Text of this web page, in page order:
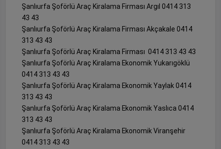
Şanlıurfa Şoförlü Araç Kiralama Firması Argıl 0414 313
43 43
Şanlıurfa Şoförlü Araç Kiralama Firması Akçakale 0414
313 43 43
Şanlıurfa Şoförlü Araç Kiralama Firması 0414 313 43 43
Şanlıurfa Şoförlü Araç Kiralama Ekonomik Yukarıgöklü
0414 313 43 43
Şanlıurfa Şoförlü Araç Kiralama Ekonomik Yaylak 0414
313 43 43
Şanlıurfa Şoförlü Araç Kiralama Ekonomik Yaslıca 0414
313 43 43
Şanlıurfa Şoförlü Araç Kiralama Ekonomik Viranşehir
0414 313 43 43